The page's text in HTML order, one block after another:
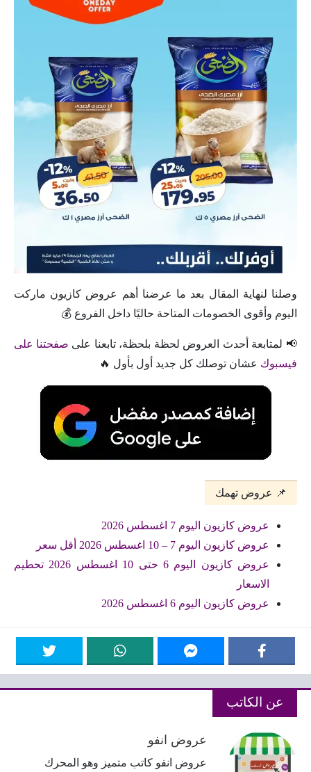
وصلنا لنهاية المقال بعد ما عرضنا أهم عروض كازيون ماركت
اليوم وأقوى الخصومات المتاحة حاليًا داخل الفروع 💰
📢 لمتابعة أحدث العروض لحظة بلحظة، تابعنا على صفحتنا على
فيسبوك عشان توصلك كل جديد أول بأول 🔥
📌 عروض تهمك
عروض كازيون اليوم 7 اغسطس 2026
عروض كازيون اليوم 7 – 10 اغسطس 2026 أقل سعر
عروض كازيون اليوم 6 حتى 10 اغسطس 2026 تحطيم
الاسعار
عروض كازيون اليوم 6 اغسطس 2026
عن الكاتب
عروض انفو
عروض انفو كاتب متميز وهو المحرك